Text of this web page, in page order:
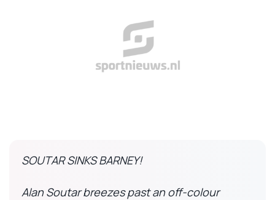
SOUTAR SINKS BARNEY!
Alan Soutar breezes past an off-colour